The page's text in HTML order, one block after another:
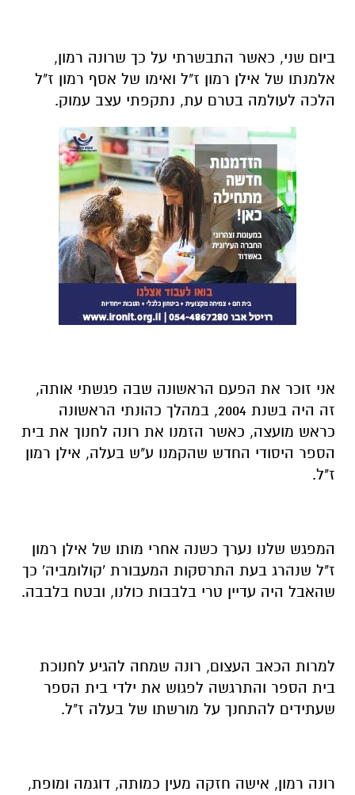
ביום שני, כאשר התבשרתי על כך שרונה רמון,
אלמנתו של אילן רמון ז"ל ואימו של אסף רמון ז"ל
הלכה לעולמה בטרם עת, נתקפתי עצב עמוק.
אני זוכר את הפעם הראשונה שבה פגשתי אותה,
זה היה בשנת 2004, במהלך כהונתי הראשונה
כראש מועצה, כאשר הזמנו את רונה לחנוך את בית
הספר היסודי החדש שהקמנו ע"ש בעלה, אילן רמון
ז"ל.
המפגש שלנו נערך כשנה אחרי מותו של אילן רמון
ז"ל שנהרג בעת התרסקות המעבורת 'קולומביה' כך
שהאבל היה עדיין טרי בלבבות כולנו, ובטח בלבבה.
למרות הכאב העצום, רונה שמחה להגיע לחנוכת
בית הספר והתרגשה לפגוש את ילדי בית הספר
שעתידים להתחנך על מורשתו של בעלה ז"ל.
רונה רמון, אישה חזקה מעין כמותה, דוגמה ומופת,